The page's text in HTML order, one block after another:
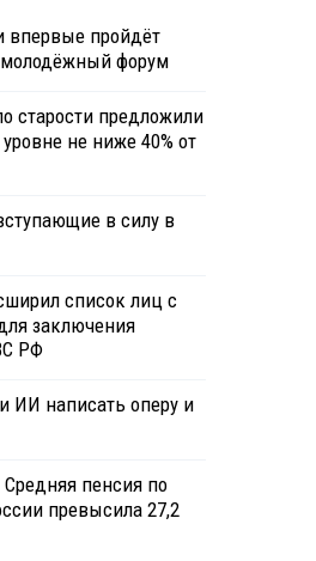
впервые пройдёт
форум
старости предложили
не ниже 40% от
в силу в
список лиц с
заключения
РФ
ИИ написать оперу и
пенсия по
превысила 27,2